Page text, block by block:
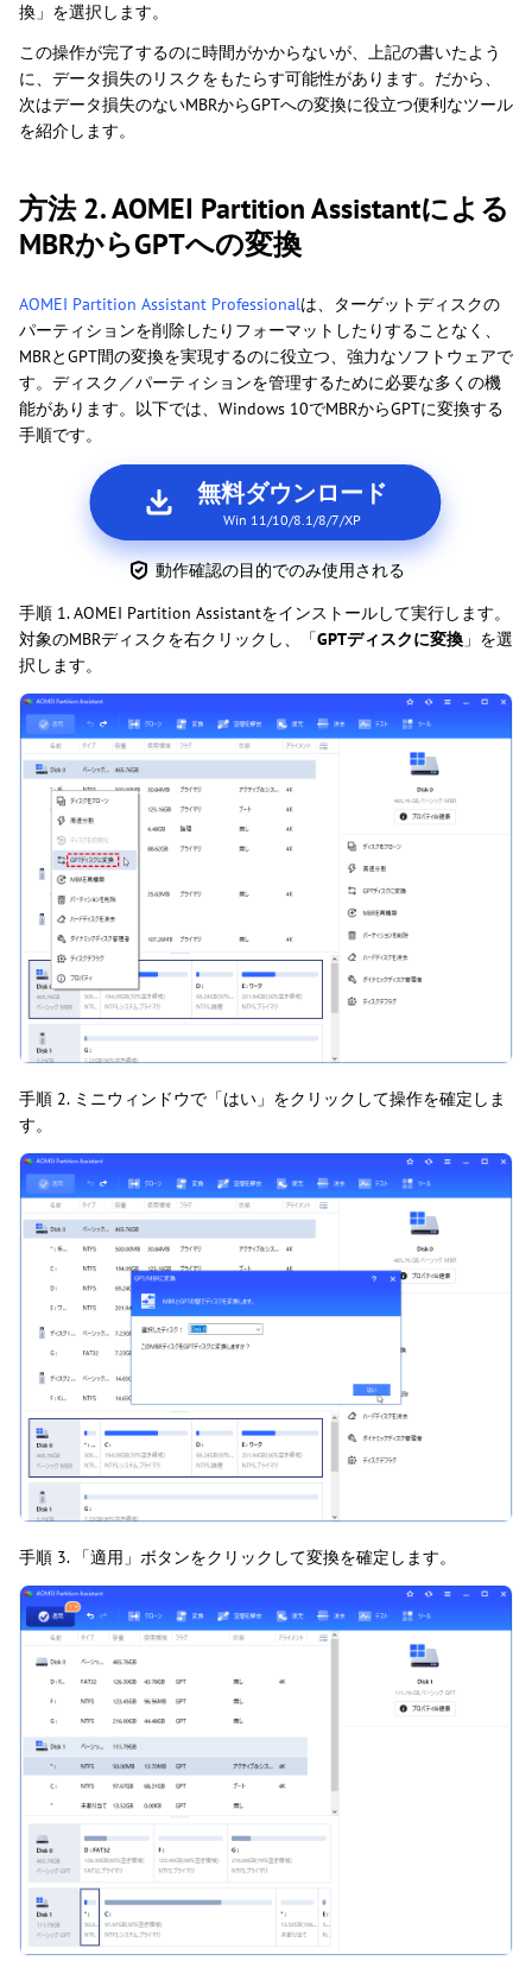
換」を選択します。
この操作が完了するのに時間がかからないが、上記の書いたよう
に、データ損失のリスクをもたらす可能性があります。だから、
次はデータ損失のないMBRからGPTへの変換に役立つ便利なツール
を紹介します。
方法 2. AOMEI Partition Assistantによる
MBRからGPTへの変換
AOMEI Partition Assistant Professionalは、ターゲットディスクの
パーティションを削除したりフォーマットしたりすることなく、
MBRとGPT間の変換を実現するのに役立つ、強力なソフトウェアで
す。ディスク／パーティションを管理するために必要な多くの機
能があります。以下では、Windows 10でMBRからGPTに変換する
手順です。
無料ダウンロード
Win 11/10/8.1/8/7/XP
動作確認の目的でのみ使用される
手順 1. AOMEI Partition Assistantをインストールして実行します。
対象のMBRディスクを右クリックし、「GPTディスクに変換 」を選
択します。
手順 2. ミニウィンドウで「はい」をクリックして操作を確定しま
す。
手順 3. 「適用」ボタンをクリックして変換を確定します。